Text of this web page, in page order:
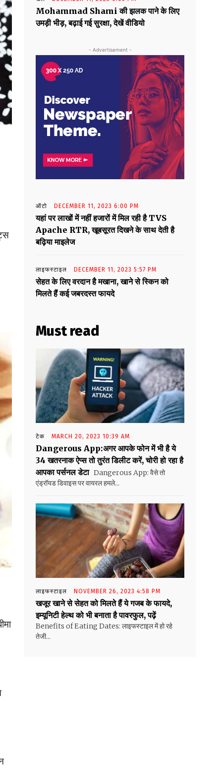
Mohammad Shami की झलक पाने के लिए
उमड़ी भीड़, बढ़ाई गई सुरक्षा, देखें वीडियो
- Advertisement -
ऑटो DECEMBER 11, 2023 6:00 PM
यहां पर लाखों में नहीं हजारों में मिल रही है TVS
Apache RTR, खूबसूरत दिखने के साथ देती है
बढ़िया माइलेज
लाइफस्टाइल DECEMBER 11, 2023 5:57 PM
सेहत के लिए वरदान है मखाना, खाने से स्किन को
मिलते हैं कई जबरदस्त फायदे
Must read
टेक MARCH 20, 2023 10:39 AM
Dangerous App:अगर आपके फोन में भी है ये
34 खतरनाक ऐप्स तो तुरंत डिलीट करें, चोरी हो रहा है
आपका पर्सनल डेटा Dangerous App: वैसे तो
एंड्रॉयड डिवाइस पर वायरल हमले...
लाइफस्टाइल NOVEMBER 26, 2023 4:58 PM
खजूर खाने से सेहत को मिलते हैं ये गजब के फायदे,
इम्यूनिटी हेल्थ को भी बनाता है पावरफुल, पढ़ें
Benefits of Eating Dates: लाइफस्टाइल में हो रहे
तेजी...